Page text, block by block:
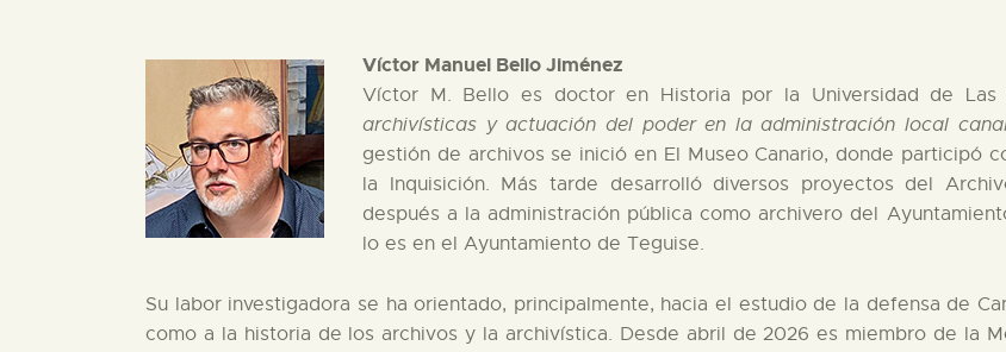
EL MUSEO
COLECCIONES
DIDÁCTICA
ESPAÑOL
Víctor Manuel Bello Jiménez
Víctor M. Bello es doctor en Historia por la Universidad de Las
archivísticas y actuación del poder en la administración local
gestión de archivos se inició en El Museo Canario, donde participó
la Inquisición. Más tarde desarrolló diversos proyectos del
después a la administración pública como archivero del
lo es en el Ayuntamiento de Teguise.
Su labor investigadora se ha orientado, principalmente, hacia el estudio de la defensa de
como a la historia de los archivos y la archivística. Desde abril de 2026 es miembro de la